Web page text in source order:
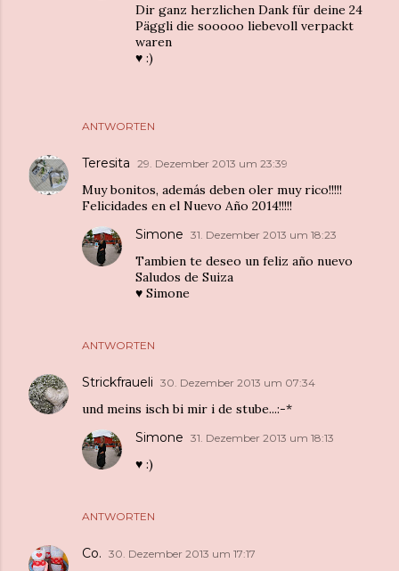
ANTWORTEN
Dir ganz herzlichen Dank für deine 24
Päggli die sooooo liebevoll verpackt
waren
♥︎ :)
Teresita 29. Dezember 2013 um 23:39
Muy bonitos, además deben oler muy rico!!!!!
Felicidades en el Nuevo Año 2014!!!!!
ANTWORTEN
Simone 31. Dezember 2013 um 18:23
Tambien te deseo un feliz año nuevo
Saludos de Suiza
♥︎ Simone
Strickfraueli 30. Dezember 2013 um 07:34
und meins isch bi mir i de stube...:-*
ANTWORTEN
Simone 31. Dezember 2013 um 18:13
♥︎ :)
Co. 30. Dezember 2013 um 17:17